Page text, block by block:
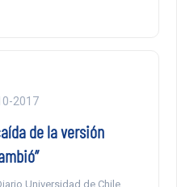
2017
de la versión
Universidad de Chile,